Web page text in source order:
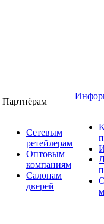
Партнёрам
Сетевым
ретейлерам
Оптовым
компаниям
Салонам
дверей